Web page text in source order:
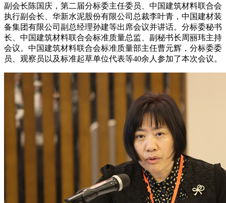
副会长陈国庆，第二届分标委主任委员、中国建筑材料联合会
执行副会长、华新水泥股份有限公司总裁李叶青，中国建材装
备集团有限公司副总经理孙建等出席会议并讲话。分标委秘书
长、中国建筑材料联合会标准质量总监、副秘书长周丽玮主持
会议。中国建筑材料联合会标准质量部主任曹元辉，分标委委
员、观察员以及标准起草单位代表等40余人参加了本次会议。